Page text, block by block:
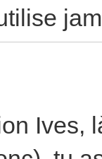
Ives,